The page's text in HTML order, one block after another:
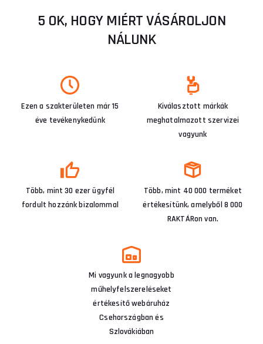
5 OK, HOGY MIÉRT VÁSÁROLJON
NÁLUNK
Ezen a szakterületen már 15
éve tevékenykedünk
Kiválasztott márkák
meghatalmazott szervizei
vagyunk
Több, mint 30 ezer ügyfél
fordult hozzánk bizalommal
Több, mint 40 000 terméket
értékesítünk, amelyből 8 000
RAKTÁRon van.
Mi vagyunk a legnagyobb
műhelyfelszereléseket
értékesítő webáruház
Csehországban és
Szlovákiában